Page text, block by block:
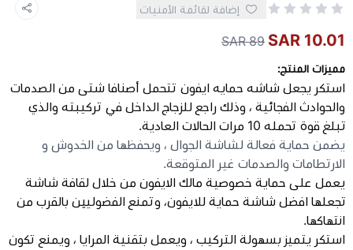
كيبوردات
الكابلات والمحولات
شنط لابتوب - كمبيوتر
أجهزة الشبكة والراوترات
وصلات الوسائط و موزع يو اس بي Hub
إضافة لقائمة الأمنيات
10.01 SAR
89 SAR
مميزات المنتج:
استكر يجعل شاشه حمايه ايفون تتحمل أصنافا شتى من الصدمات
والحوادث الفجائية ، وذلك راجع للزجاج الداخل في تركيبته والذي
تبلغ قوة تحمله 10 مرات الحالات العادية.
يضمن حماية فعالة لشاشة الجوال ، ويحفظها من الخدوش و
الارتطامات والصدمات غير المتوقعة.
يعمل على حماية خصوصية مالك الايفون من خلال لقافة شاشة
تجعلها افضل شاشة حماية للايفون، وتمنع الفضوليين بالقرب من
انتهاكها.
استكر يتميز بسهولة التركيب ، ويعمل بتقنية المرايا ، ويمنع تكون